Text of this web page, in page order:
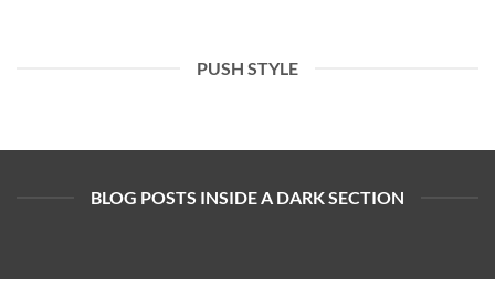
PUSH STYLE
BLOG POSTS INSIDE A DARK SECTION